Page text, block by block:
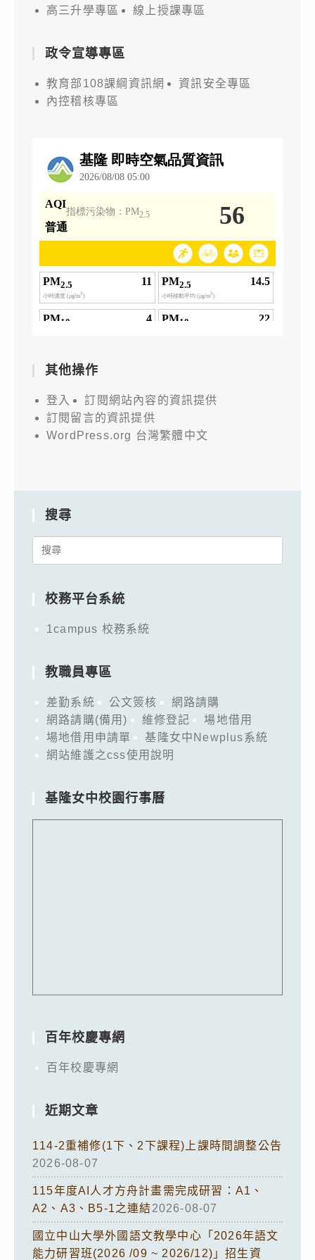
高三升學專區 線上授課專區
政令宣導專區
教育部108課綱資訊網
資訊安全專區
內控稽核專區
其他操作
登入
訂閱網站內容的資訊提供
訂閱留言的資訊提供
WordPress.org 台灣繁體中文
搜尋
Search
校務平台系統
1campus 校務系統
教職員專區
差勤系統 公文簽核
網路請購
網路請購(備用)
維修登記
場地借用
場地借用申請單
基隆女中Newplus系統
網站維護之css使用說明
基隆女中校園行事曆
百年校慶專網
百年校慶專網
近期文章
114-2重補修(1下、2下課程)上課時間調整公告
2026-08-07
115年度AI人才方舟計畫需完成研習：A1、
A2、A3、B5-1之連結2026-08-07
國立中山大學外國語文教學中心「2026年語文
能力研習班(2026 /09 ~ 2026/12)」招生資